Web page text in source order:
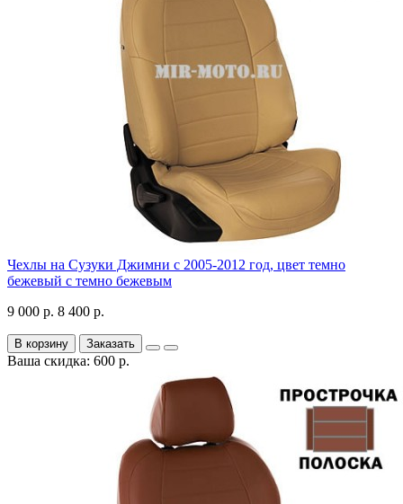
Чехлы на Сузуки Джимни с 2005-2012 год, цвет темно
бежевый с темно бежевым
9 000 р. 8 400 р.
В корзину Заказать
Ваша скидка: 600 р.